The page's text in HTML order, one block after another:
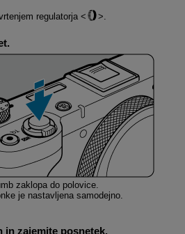
regulatorja
zaklopa do polovice.
je nastavljena samodejno.
in zajemite posnetek.